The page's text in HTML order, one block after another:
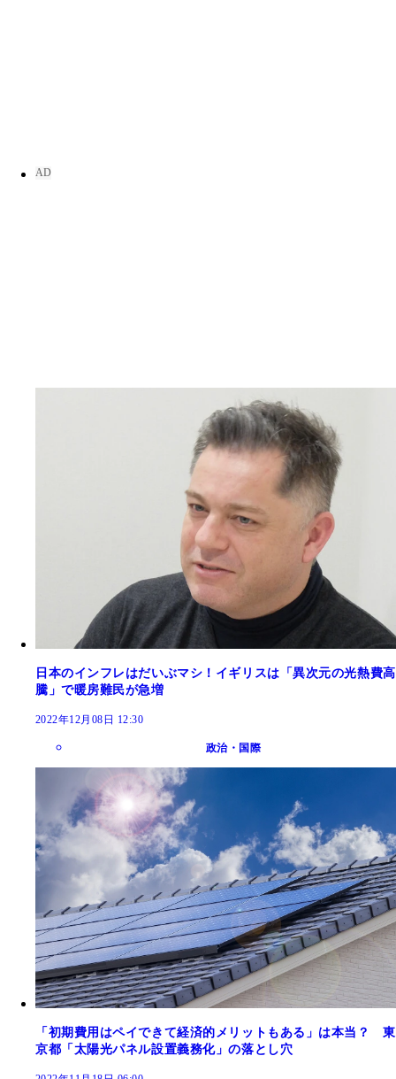
日本のインフレはだいぶマシ！イギリスは「異次元の光熱費高
騰」で暖房難民が急増
2022年12月08日 12:30
政治・国際
「初期費用はペイできて経済的メリットもある」は本当？ 東
京都「太陽光パネル設置義務化」の落とし穴